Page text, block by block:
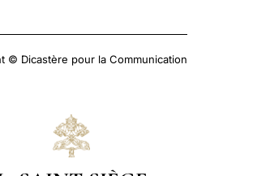
© Dicastère pour la Communication